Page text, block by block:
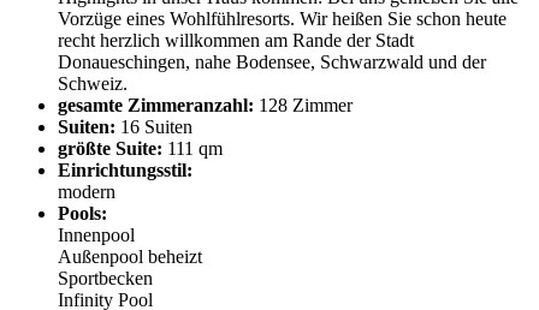
Vorzüge eines Wohlfühlresorts. Wir heißen Sie schon heute
recht herzlich willkommen am Rande der Stadt
Donaueschingen, nahe Bodensee, Schwarzwald und der
Schweiz.
gesamte Zimmeranzahl: 128 Zimmer
Suiten: 16 Suiten
größte Suite: 111 qm
Einrichtungsstil:
modern
Pools:
Innenpool
Außenpool beheizt
Sportbecken
Infinity Pool